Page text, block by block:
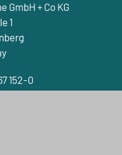
GmbH + Co KG
1
152-0